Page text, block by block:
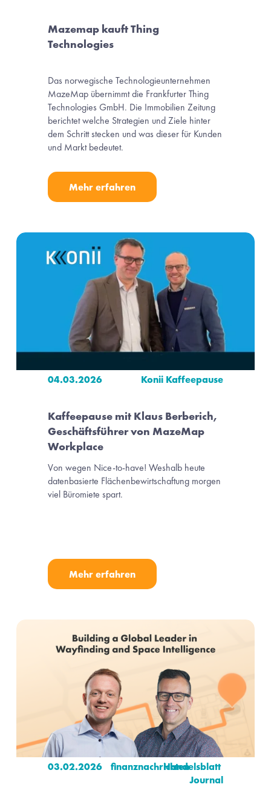
Mazemap kauft Thing
Technologies
Das norwegische Technologieunternehmen
MazeMap übernimmt die Frankfurter Thing
Technologies GmbH. Die Immobilien Zeitung
berichtet welche Strategien und Ziele hinter
dem Schritt stecken und was dieser für Kunden
und Markt bedeutet.
Mehr erfahren
04.03.2026 Konii Kaffeepause
Kaffeepause mit Klaus Berberich,
Geschäftsführer von MazeMap
Workplace
Von wegen Nice-to-have! Weshalb heute
datenbasierte Flächenbewirtschaftung morgen
viel Büromiete spart.
Mehr erfahren
03.02.2026
Handelsblatt
Journal
finanznachrichten